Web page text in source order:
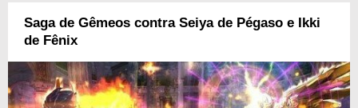
Saga de Gêmeos contra Seiya de Pégaso e Ikki
de Fênix